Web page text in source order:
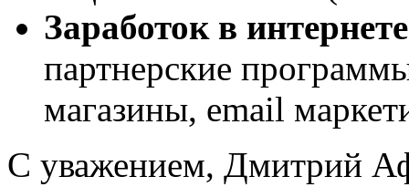
Заработок в интернете
партнерские
магазины, email
С уважением, Дмитрий